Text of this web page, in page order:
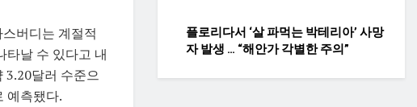
버디는 계절적
타날 수 있다고 내
3.20달러 수준으
예측됐다.
플로리다서 ‘살 파먹는 박테리아’ 사망
자 발생 … “해안가 각별한 주의”